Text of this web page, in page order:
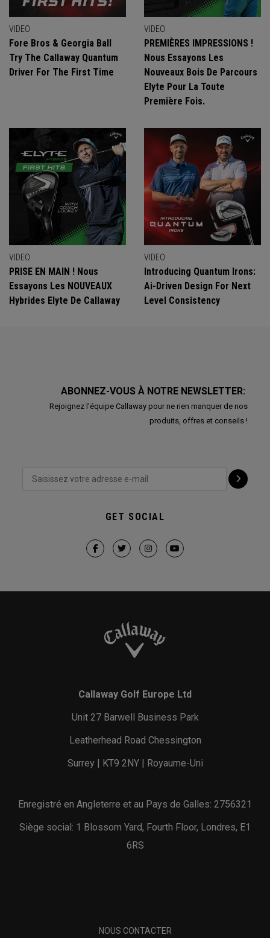
VIDEO
Fore Bros & Georgia Ball
Try The Callaway Quantum
Driver For The First Time
VIDEO
PREMIÈRES IMPRESSIONS !
Nous Essayons Les
Nouveaux Bois De Parcours
Elyte Pour La Toute
Première Fois.
VIDEO
PRISE EN MAIN ! Nous
Essayons Les NOUVEAUX
Hybrides Elyte De Callaway
VIDEO
Introducing Quantum Irons:
Ai-Driven Design For Next
Level Consistency
ABONNEZ-VOUS À NOTRE NEWSLETTER:
Rejoignez l'équipe Callaway pour ne rien manquer de nos
produits, offres et conseils !
GET SOCIAL
Callaway Golf Europe Ltd
Unit 27 Barwell Business Park
Leatherhead Road Chessington
Surrey | KT9 2NY | Royaume-Uni
Enregistré en Angleterre et au Pays de Galles: 2756321
Siège social: 1 Blossom Yard, Fourth Floor, Londres, E1
6RS
NOUS CONTACTER